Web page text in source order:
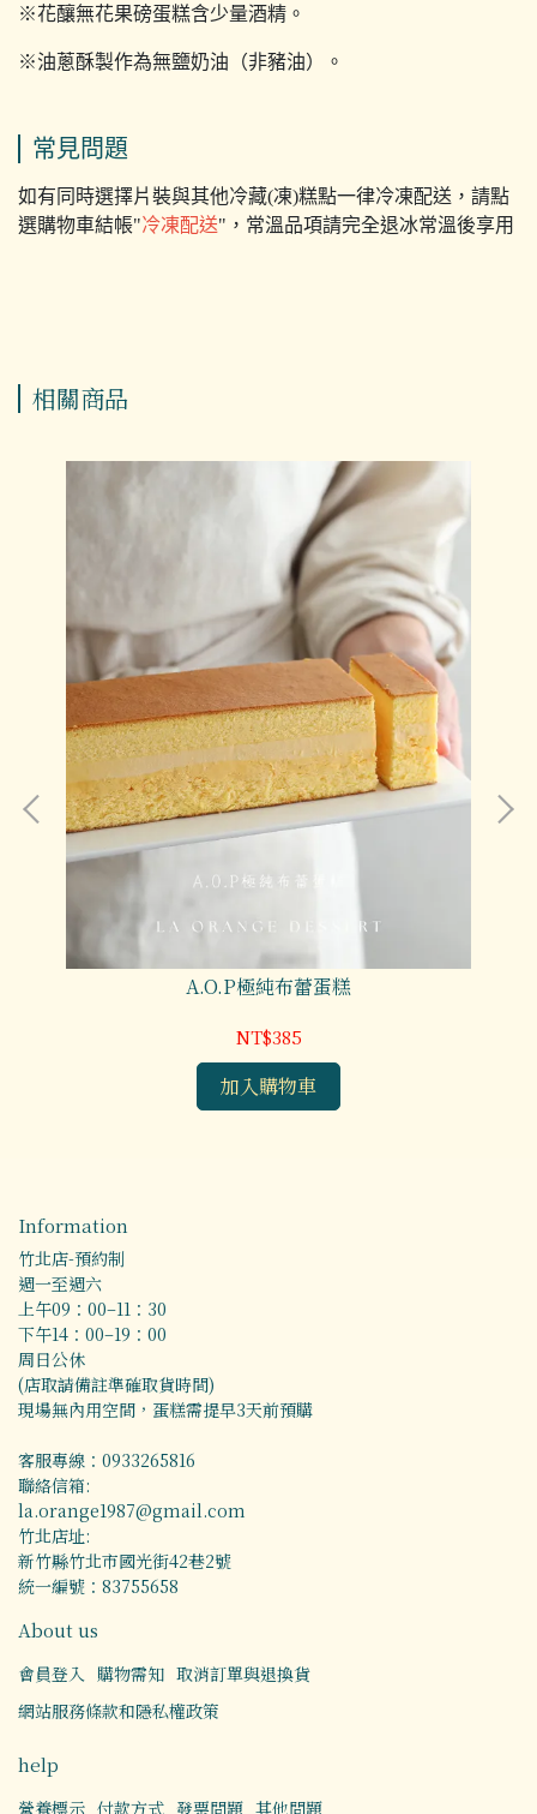
※花釀無花果磅蛋糕含少量酒精。
※油蔥酥製作為無鹽奶油（非豬油）。
常見問題
如有同時選擇片裝與其他冷藏(凍)糕點一律冷凍配送，請點
選購物車結帳"冷凍配送"，常溫品項請完全退冰常溫後享用
相關商品
A.O.P極純布蕾蛋糕
NT$385
加入購物車
Information
竹北店-預約制
週一至週六
上午09：00–11：30
下午14：00–19：00
周日公休
(店取請備註準確取貨時間)
現場無內用空間，蛋糕需提早3天前預購
客服專線：0933265816
聯絡信箱:
la.orange1987@gmail.com
竹北店址:
新竹縣竹北市國光街42巷2號
統一編號：83755658
About us
會員登入 購物需知 取消訂單與退換貨
網站服務條款和隱私權政策
help
營養標示 付款方式 發票問題 其他問題